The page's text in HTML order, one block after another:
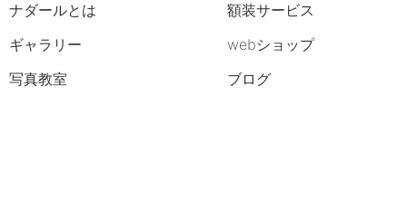
ナダールとは
ギャラリー
写真教室
額装サービス
webショップ
ブログ